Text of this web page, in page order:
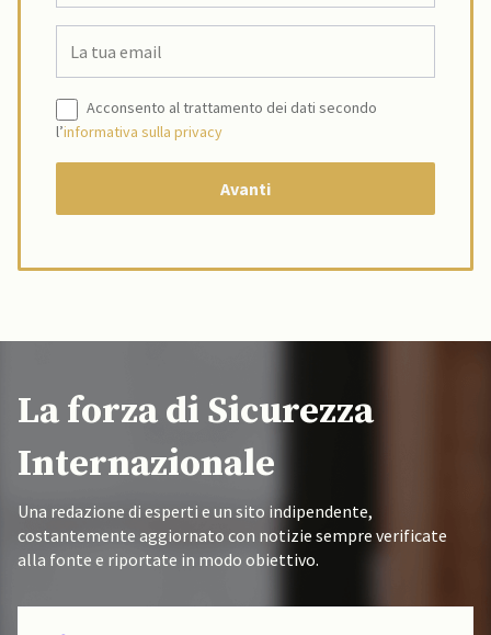
Acconsento al trattamento dei dati secondo
l’informativa sulla privacy
La forza di Sicurezza
Internazionale
Una redazione di esperti e un sito indipendente,
costantemente aggiornato con notizie sempre verificate
alla fonte e riportate in modo obiettivo.